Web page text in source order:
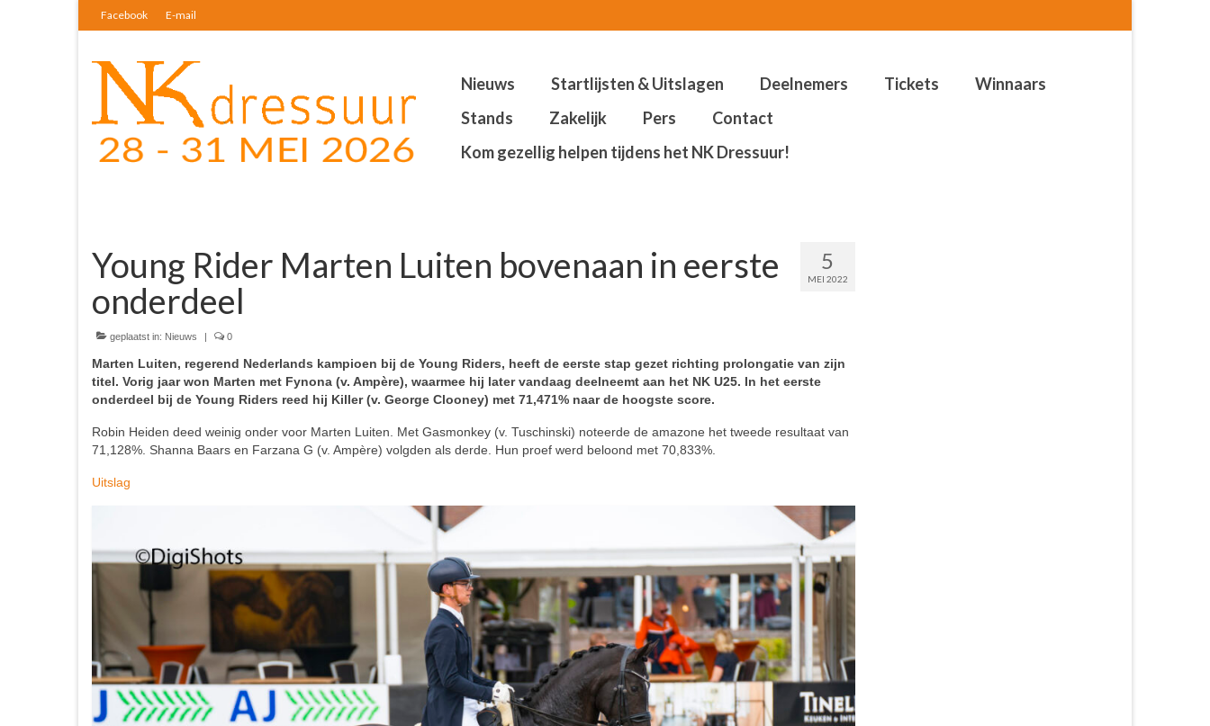
Facebook E-mail
Nieuws Startlijsten & Uitslagen Deelnemers Tickets
Winnaars
Stands
Zakelijk Pers
Contact
Kom gezellig helpen tijdens het NK Dressuur!
5
MEI 2022
Young Rider Marten Luiten bovenaan in eerste
onderdeel
geplaatst in: Nieuws | 0
Marten Luiten, regerend Nederlands kampioen bij de Young Riders, heeft de eerste stap gezet richting prolongatie van zijn
titel. Vorig jaar won Marten met Fynona (v. Ampère), waarmee hij later vandaag deelneemt aan het NK U25. In het eerste
onderdeel bij de Young Riders reed hij Killer (v. George Clooney) met 71,471% naar de hoogste score.
Robin Heiden deed weinig onder voor Marten Luiten. Met Gasmonkey (v. Tuschinski) noteerde de amazone het tweede resultaat van
71,128%. Shanna Baars en Farzana G (v. Ampère) volgden als derde. Hun proef werd beloond met 70,833%.
Uitslag